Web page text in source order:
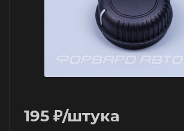
195 ₽/штука